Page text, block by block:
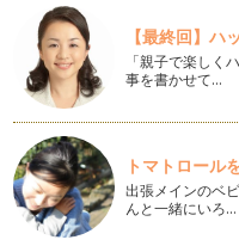
まぜるだけ！簡単チョコレ
こんにちは！お菓子研究
も簡単なのに本格的なお
抹茶のシフォンケーキ
こんにちは！お菓子研究
を思わせるケーキ、抹茶の
ボウル１個で混ぜるだけ
こんにちは！ お菓子研究
【最終回】
「親子で楽しく
事を書かせて…
トマトロール
出張メインのベ
んと一緒にいろ…